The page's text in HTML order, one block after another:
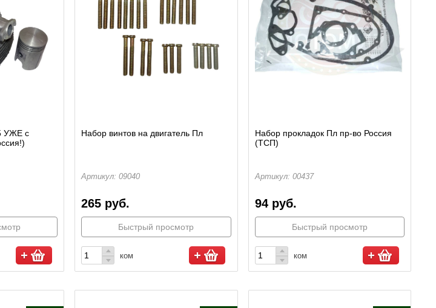
УЖЕ с
Набор винтов на двигатель Пл
Артикул: 09040
265 руб.
Быстрый просмотр
ком
Набор прокладок Пл пр-во Россия
(ТСП)
Артикул: 00437
94 руб.
Быстрый просмотр
ком